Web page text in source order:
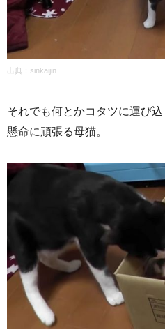
出典： sinkaijin
それでも何とかコタツに運び
懸命に頑張る母猫。